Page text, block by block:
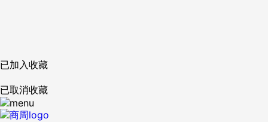
已加入收藏
已取消收藏